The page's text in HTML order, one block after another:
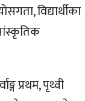
विद्यार्थीका
प्रथम, पृथ्वी